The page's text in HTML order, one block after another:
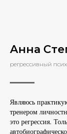
Анна
регрессивный
Являюсь
тренером
это регрессия.